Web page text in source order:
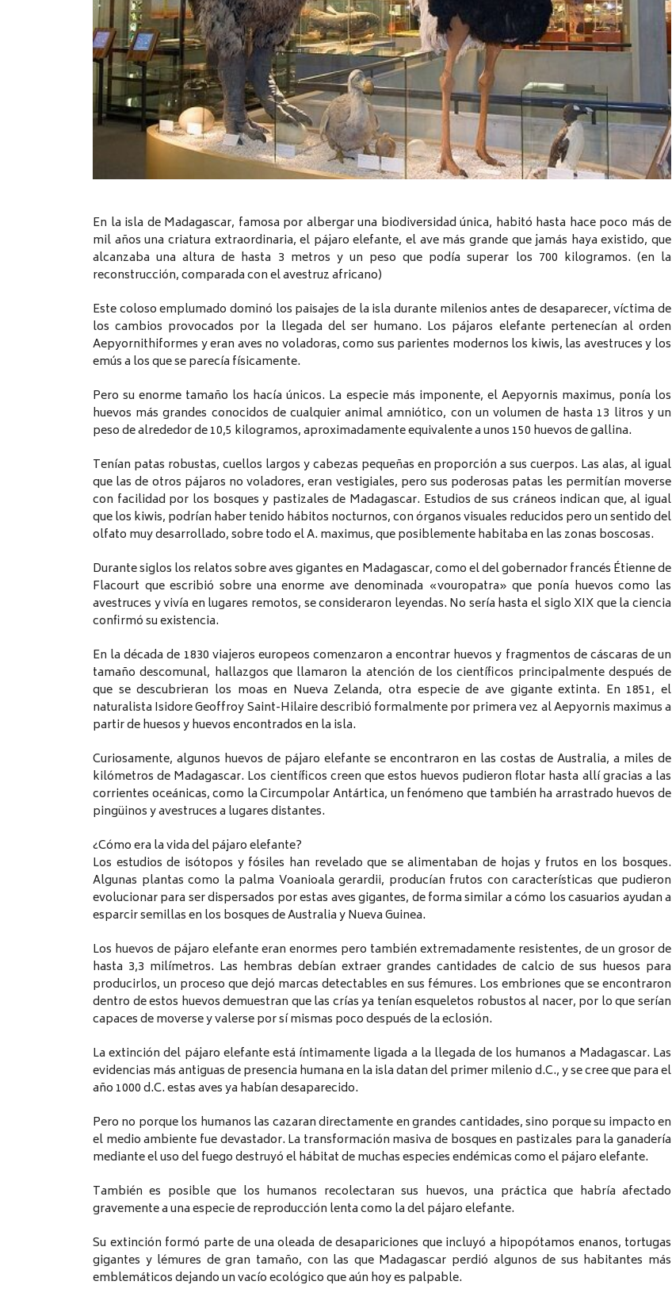
En la isla de Madagascar, famosa por albergar una biodiversidad única, habitó hasta hace poco más de
mil años una criatura extraordinaria, el pájaro elefante, el ave más grande que jamás haya existido, que
alcanzaba una altura de hasta 3 metros y un peso que podía superar los 700 kilogramos. (en la
reconstrucción, comparada con el avestruz africano)
Este coloso emplumado dominó los paisajes de la isla durante milenios antes de desaparecer, víctima de
los cambios provocados por la llegada del ser humano. Los pájaros elefante pertenecían al orden
Aepyornithiformes y eran aves no voladoras, como sus parientes modernos los kiwis, las avestruces y los
emús a los que se parecía físicamente.
Pero su enorme tamaño los hacía únicos. La especie más imponente, el Aepyornis maximus, ponía los
huevos más grandes conocidos de cualquier animal amniótico, con un volumen de hasta 13 litros y un
peso de alrededor de 10,5 kilogramos, aproximadamente equivalente a unos 150 huevos de gallina.
Tenían patas robustas, cuellos largos y cabezas pequeñas en proporción a sus cuerpos. Las alas, al igual
que las de otros pájaros no voladores, eran vestigiales, pero sus poderosas patas les permitían moverse
con facilidad por los bosques y pastizales de Madagascar. Estudios de sus cráneos indican que, al igual
que los kiwis, podrían haber tenido hábitos nocturnos, con órganos visuales reducidos pero un sentido del
olfato muy desarrollado, sobre todo el A. maximus, que posiblemente habitaba en las zonas boscosas.
Durante siglos los relatos sobre aves gigantes en Madagascar, como el del gobernador francés Étienne de
Flacourt que escribió sobre una enorme ave denominada «vouropatra» que ponía huevos como las
avestruces y vivía en lugares remotos, se consideraron leyendas. No sería hasta el siglo XIX que la ciencia
confirmó su existencia.
En la década de 1830 viajeros europeos comenzaron a encontrar huevos y fragmentos de cáscaras de un
tamaño descomunal, hallazgos que llamaron la atención de los científicos principalmente después de
que se descubrieran los moas en Nueva Zelanda, otra especie de ave gigante extinta. En 1851, el
naturalista Isidore Geoffroy Saint-Hilaire describió formalmente por primera vez al Aepyornis maximus a
partir de huesos y huevos encontrados en la isla.
Curiosamente, algunos huevos de pájaro elefante se encontraron en las costas de Australia, a miles de
kilómetros de Madagascar. Los científicos creen que estos huevos pudieron flotar hasta allí gracias a las
corrientes oceánicas, como la Circumpolar Antártica, un fenómeno que también ha arrastrado huevos de
pingüinos y avestruces a lugares distantes.
¿Cómo era la vida del pájaro elefante?
Los estudios de isótopos y fósiles han revelado que se alimentaban de hojas y frutos en los bosques.
Algunas plantas como la palma Voanioala gerardii, producían frutos con características que pudieron
evolucionar para ser dispersados por estas aves gigantes, de forma similar a cómo los casuarios ayudan a
esparcir semillas en los bosques de Australia y Nueva Guinea.
Los huevos de pájaro elefante eran enormes pero también extremadamente resistentes, de un grosor de
hasta 3,3 milímetros. Las hembras debían extraer grandes cantidades de calcio de sus huesos para
producirlos, un proceso que dejó marcas detectables en sus fémures. Los embriones que se encontraron
dentro de estos huevos demuestran que las crías ya tenían esqueletos robustos al nacer, por lo que serían
capaces de moverse y valerse por sí mismas poco después de la eclosión.
La extinción del pájaro elefante está íntimamente ligada a la llegada de los humanos a Madagascar. Las
evidencias más antiguas de presencia humana en la isla datan del primer milenio d.C., y se cree que para el
año 1000 d.C. estas aves ya habían desaparecido.
Pero no porque los humanos las cazaran directamente en grandes cantidades, sino porque su impacto en
el medio ambiente fue devastador. La transformación masiva de bosques en pastizales para la ganadería
mediante el uso del fuego destruyó el hábitat de muchas especies endémicas como el pájaro elefante.
También es posible que los humanos recolectaran sus huevos, una práctica que habría afectado
gravemente a una especie de reproducción lenta como la del pájaro elefante.
Su extinción formó parte de una oleada de desapariciones que incluyó a hipopótamos enanos, tortugas
gigantes y lémures de gran tamaño, con las que Madagascar perdió algunos de sus habitantes más
emblemáticos dejando un vacío ecológico que aún hoy es palpable.